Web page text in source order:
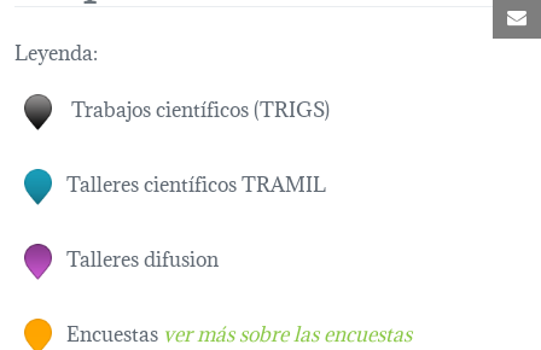
Leyenda:
Trabajos científicos (TRIGS)
Talleres científicos TRAMIL
Talleres difusion
Encuestas ver más sobre las encuestas